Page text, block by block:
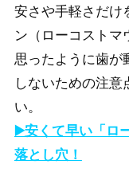
安さや手軽さだけ
ン（ローコストマ
思ったように歯が
しないための注意
い。
▶️安くて早い「ロ
落とし穴！